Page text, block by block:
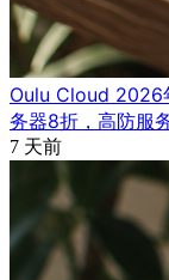
Oulu Cloud 2026
务器8折，高防服
7 天前